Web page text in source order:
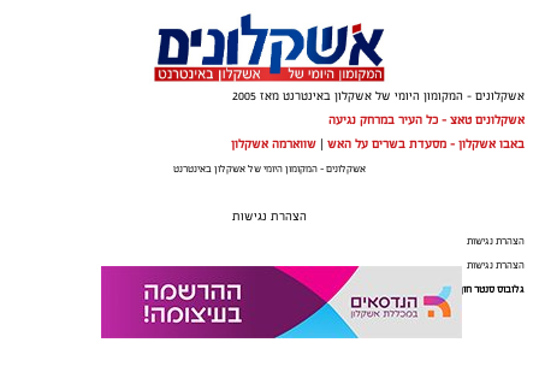
אשקלונים - המקומון היומי של אשקלון באינטרנט מאז 2005
אשקלונים טאצ - כל העיר במרחק נגיעה
באבו אשקלון - מסעדת בשרים על האש | שווארמה אשקלון
אשקלונים - המקומון היומי של אשקלון באינטרנט
הצהרת נגישות
הצהרת נגישות
הצהרת נגישות
גלובוס סנטר חוף אשקלון